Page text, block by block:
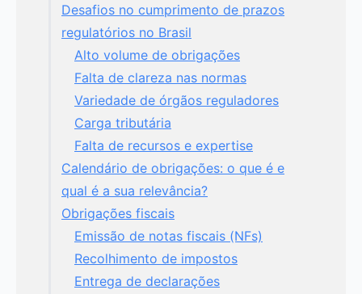
Desafios no cumprimento de prazos
regulatórios no Brasil
Alto volume de obrigações
Falta de clareza nas normas
Variedade de órgãos reguladores
Carga tributária
Falta de recursos e expertise
Calendário de obrigações: o que é e
qual é a sua relevância?
Obrigações fiscais
Emissão de notas fiscais (NFs)
Recolhimento de impostos
Entrega de declarações